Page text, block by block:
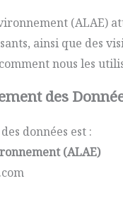
ainsi que des
nous les
des
données est :
(ALAE)